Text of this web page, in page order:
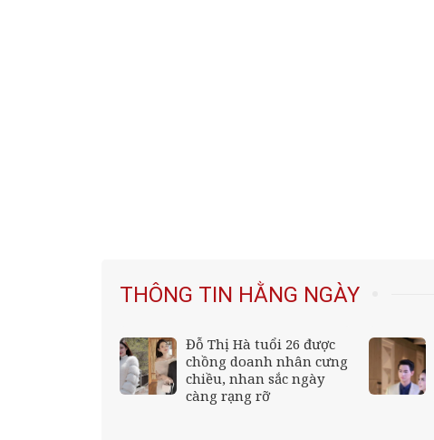
THÔNG TIN HẰNG NGÀY
Đỗ Thị Hà tuổi 26 được
chồng doanh nhân cưng
chiều, nhan sắc ngày
càng rạng rỡ